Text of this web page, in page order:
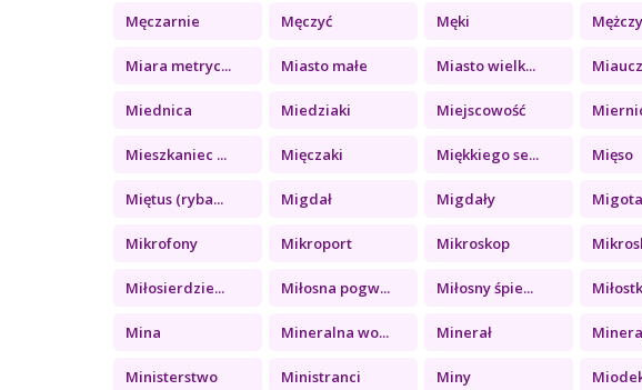
Męczarnie Męczyć Męki
Miara metryc... Miasto małe Miasto wielk...
Miednica Miedziaki Miejscowość
Mieszkaniec ... Mięczaki Miękkiego se... Mięso
Miętus (ryba... Migdał Migdały
Mikrofony Mikroport Mikroskop
Miłosierdzie... Miłosna pogw... Miłosny śpie...
Mina Mineralna wo... Minerał
Ministerstwo Ministranci Miny